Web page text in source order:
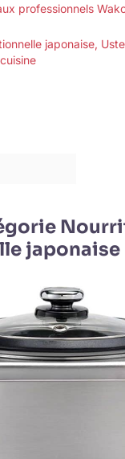
professionnels
japonaise,
japonaise